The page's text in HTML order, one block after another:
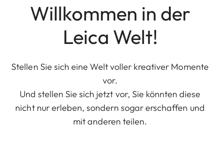
Willkommen in der
Leica Welt!
Stellen Sie sich eine Welt voller kreativer Momente
vor.
Und stellen Sie sich jetzt vor, Sie könnten diese
nicht nur erleben, sondern sogar erschaffen und
mit anderen teilen.